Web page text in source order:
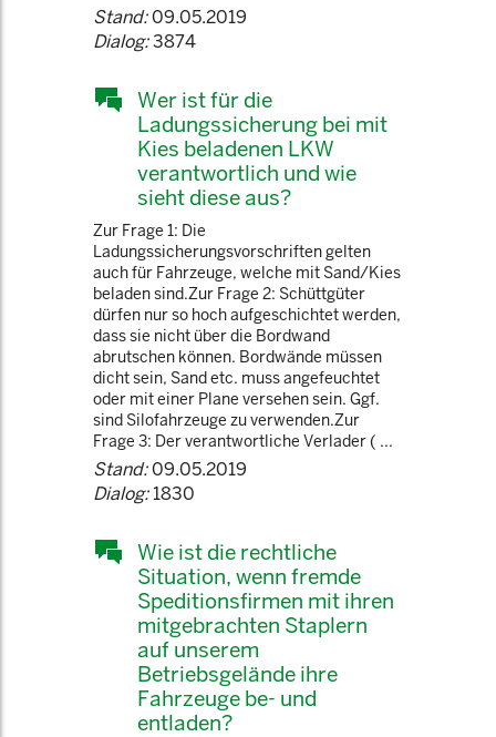
Stand:09.05.2019
Dialog:3874
Wer ist für die
Ladungssicherung bei mit
Kies beladenen LKW
verantwortlich und wie
sieht diese aus?
Zur Frage 1: Die
Ladungssicherungsvorschriften gelten
auch für Fahrzeuge, welche mit Sand/Kies
beladen sind.Zur Frage 2: Schüttgüter
dürfen nur so hoch aufgeschichtet werden,
dass sie nicht über die Bordwand
abrutschen können. Bordwände müssen
dicht sein, Sand etc. muss angefeuchtet
oder mit einer Plane versehen sein. Ggf.
sind Silofahrzeuge zu verwenden.Zur
Frage 3: Der verantwortliche Verlader ( ...
Stand:09.05.2019
Dialog:1830
Wie ist die rechtliche
Situation, wenn fremde
Speditionsfirmen mit ihren
mitgebrachten Staplern
auf unserem
Betriebsgelände ihre
Fahrzeuge be- und
entladen?